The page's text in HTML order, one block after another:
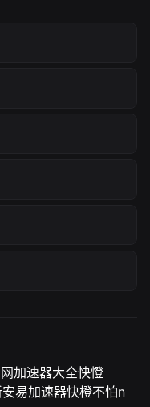
加速器大全快憕
安易加速器快橙不怕n